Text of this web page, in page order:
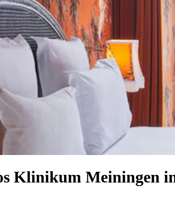
Klinikum Meiningen